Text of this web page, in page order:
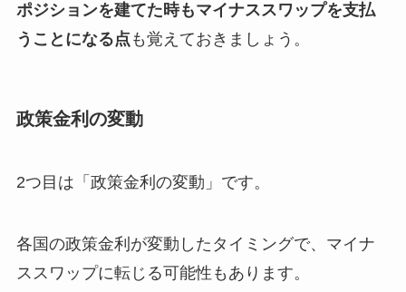
ポジションを建てた時もマイナススワップを支払
うことになる点 も覚えておきましょう。
政策金利の変動
2つ目は「政策金利の変動」です。
各国の政策金利が変動したタイミングで、マイナ
ススワップに転じる可能性もあります。